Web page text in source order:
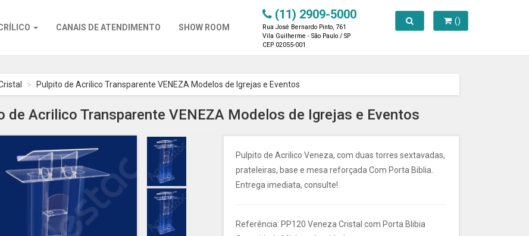
CANAIS DE ATENDIMENTO SHOW ROOM
(11) 2909-5000
Rua José Bernardo Pinto, 761
Vila Guilherme - São Paulo / SP
CEP 02055-001
()
Toggle search
Pulpito de Acrilico Transparente VENEZA Modelos de Igrejas e Eventos
de Acrilico Transparente VENEZA Modelos de Igrejas e Eventos
Pulpito de Acrilico Veneza, com duas torres sextavadas,
prateleiras, base e mesa reforçada Com Porta Biblia.
Entrega imediata, consulte!
Referência: PP120 Veneza Cristal com Porta Blibia